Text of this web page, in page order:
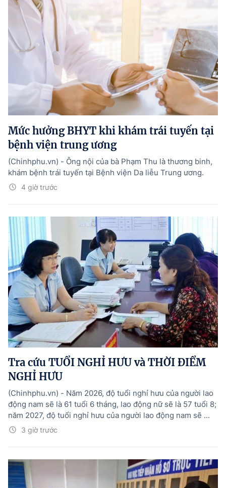
Mức hưởng BHYT khi khám trái tuyến tại
bệnh viện trung ương
4 giờ trước
(Chinhphu.vn) - Ông nội của bà Phạm Thu là thương binh,
khám bệnh trái tuyến tại Bệnh viện Da liễu Trung ương.
Tra cứu TUỔI NGHỈ HƯU và THỜI ĐIỂM
NGHỈ HƯU
3 giờ trước
(Chinhphu.vn) - Năm 2026, độ tuổi nghỉ hưu của người lao
động nam sẽ là 61 tuổi 6 tháng, lao động nữ sẽ là 57 tuổi 8;
năm 2027, độ tuổi nghỉ hưu của người lao động nam sẽ ...